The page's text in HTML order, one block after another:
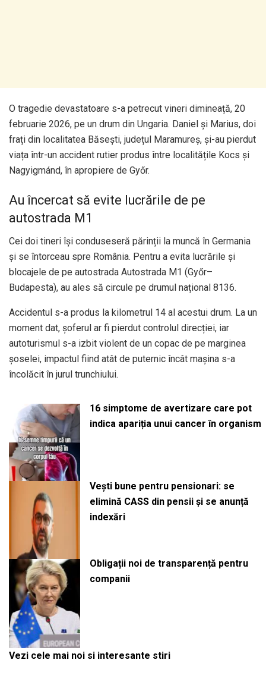
O tragedie devastatoare s-a petrecut vineri dimineață, 20
februarie 2026, pe un drum din Ungaria. Daniel și Marius, doi
frați din localitatea Băsești, județul Maramureș, și-au pierdut
viața într-un accident rutier produs între localitățile Kocs și
Nagyigmánd, în apropiere de Győr.
Au încercat să evite lucrările de pe
autostrada M1
Cei doi tineri își conduseseră părinții la muncă în Germania
și se întorceau spre România. Pentru a evita lucrările și
blocajele de pe autostrada Autostrada M1 (Győr–
Budapesta), au ales să circule pe drumul național 8136.
Accidentul s-a produs la kilometrul 14 al acestui drum. La un
moment dat, șoferul ar fi pierdut controlul direcției, iar
autoturismul s-a izbit violent de un copac de pe marginea
șoselei, impactul fiind atât de puternic încât mașina s-a
încolăcit în jurul trunchiului.
16 simptome de avertizare care pot
indica apariția unui cancer în organism
Vești bune pentru pensionari: se
elimină CASS din pensii și se anunță
indexări
Obligații noi de transparență pentru
companii
Vezi cele mai noi si interesante stiri